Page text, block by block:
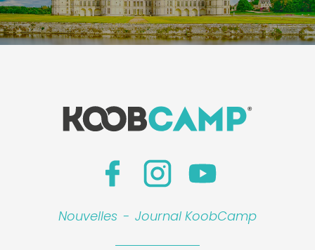
Nouvelles - Journal KoobCamp